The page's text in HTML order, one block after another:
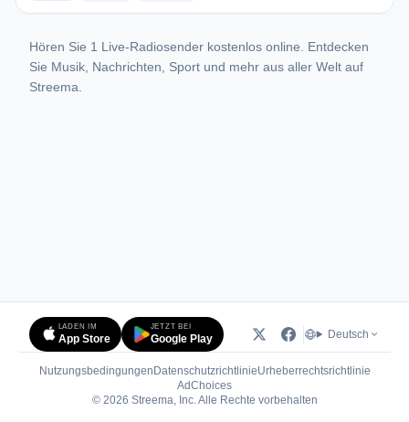
Hören Sie 1 Live-Radiosender kostenlos online. Entdecken
Sie Musik, Nachrichten, Sport und mehr aus aller Welt auf
Streema.
LADEN IM
App Store
JETZT BEI
Google Play Deutsch
Nutzungsbedingungen DatenschutzrichtlinieUrheberrechtsrichtlinie
AdChoices(öffnet in neuem Tab)
© 2026 Streema, Inc. Alle Rechte vorbehalten